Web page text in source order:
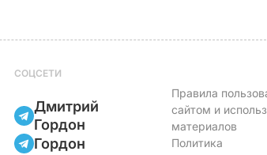
СОЦСЕТИ
Дмитрий
Гордон
Гордон
Правила
сайтом и
материалов
Политика